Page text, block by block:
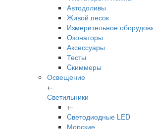
Автодоливы
Живой песок
Измерительное
Озонаторы
Аксессуары
Тесты
Cкиммеры
Освещение
←
Светильники
←
Cветодиодные LED
Морские